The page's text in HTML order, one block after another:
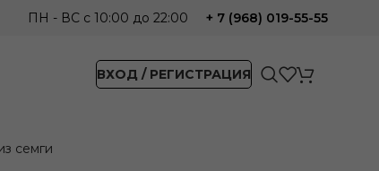
ПН - ВС с 10:00 до 22:00 + 7 (968) 019-55-55
ВХОД / РЕГИСТРАЦИЯ
семги